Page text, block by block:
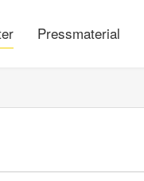
Pressmaterial